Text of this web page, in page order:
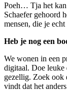
Poeh… Tja het kan
Schaefer gehoord
mensen, die je
Heb je nog een
We wonen in een
digitaal. Doe leuke
gezellig. Zoek ook
vindt dat het